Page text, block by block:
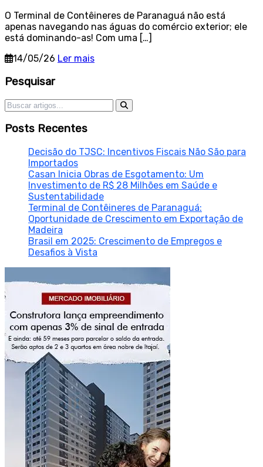
O Terminal de Contêineres de Paranaguá não está
apenas navegando nas águas do comércio exterior; ele
está dominando-as! Com uma […]
14/05/26 Ler mais
Sidebar
Pesquisar
Pesquisar por:
Posts Recentes
Decisão do TJSC: Incentivos Fiscais Não São para
Importados
Casan Inicia Obras de Esgotamento: Um
Investimento de R$ 28 Milhões em Saúde e
Sustentabilidade
Terminal de Contêineres de Paranaguá:
Oportunidade de Crescimento em Exportação de
Madeira
Brasil em 2025: Crescimento de Empregos e
Desafios à Vista